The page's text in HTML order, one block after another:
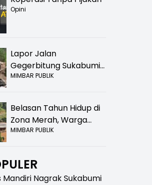
Opini
Lapor Jalan
Gegerbitung Sukabumi
Bolong! Bahaya Bagi
MIMBAR PUBLIK
Belasan Tahun Hidup di
Zona Merah, Warga
Kampung Nangewer
Relokasi
MIMBAR PUBLIK
Mandiri Nagrak Sukabumi